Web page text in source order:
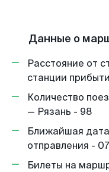
Данные о
Расстояние от
станции
Количество
— Рязань - 98
Ближайшая
отправления -
Билеты на